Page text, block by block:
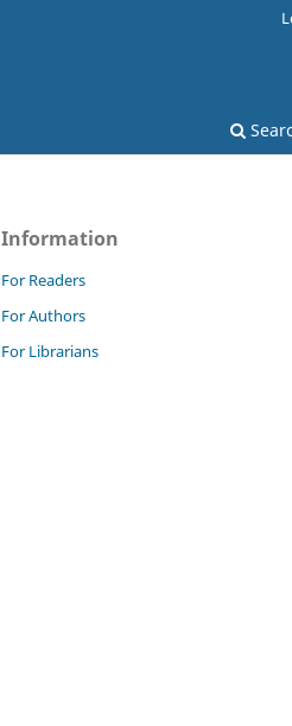
Information
For Readers
For Authors
For Librarians